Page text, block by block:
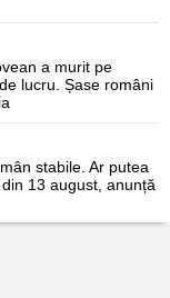
a murit pe
lucru. Șase români
stabile. Ar putea
13 august, anunță